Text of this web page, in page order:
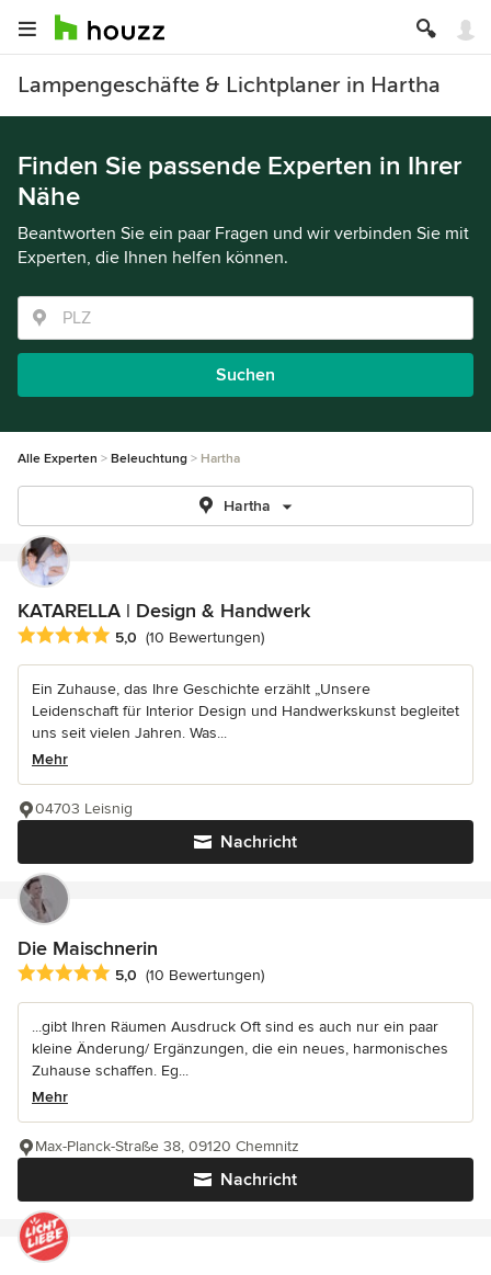
Lampengeschäfte & Lichtplaner in Hartha
Finden Sie passende Experten in Ihrer
Nähe
Beantworten Sie ein paar Fragen und wir verbinden Sie mit
Experten, die Ihnen helfen können.
Suchen
Alle Experten Beleuchtung Hartha
Hartha
KATARELLA | Design & Handwerk
Durchschnittliche Bewertung: 5 von 5 Sternen
5,0 (10 Bewertungen)
Ein Zuhause, das Ihre Geschichte erzählt „Unsere
Leidenschaft für Interior Design und Handwerkskunst begleitet
uns seit vielen Jahren. Was...
Mehr
Nachricht
04703 Leisnig
Die Maischnerin
Durchschnittliche Bewertung: 5 von 5 Sternen
5,0 (10 Bewertungen)
...gibt Ihren Räumen Ausdruck Oft sind es auch nur ein paar
kleine Änderung/ Ergänzungen, die ein neues, harmonisches
Zuhause schaffen. Eg...
Mehr
Nachricht
Max-Planck-Straße 38, 09120 Chemnitz